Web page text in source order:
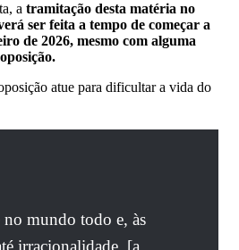
a tramitação desta matéria no
ser feita a tempo de começar a
de 2026, mesmo com alguma
atue para dificultar a vida do
no mundo todo e, às
irracionalidade, [a